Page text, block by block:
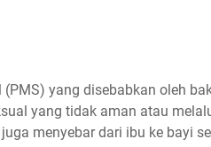
yang disebabkan oleh
yang tidak aman atau
menyebar dari ibu ke bayi